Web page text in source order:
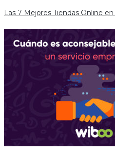
Las 7 Mejores Tiendas Online